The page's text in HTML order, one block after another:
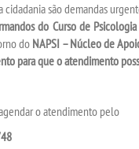
cidadania são demandas
do Curso de
do NAPSI – Núcleo de
para que o atendimento
o atendimento pelo